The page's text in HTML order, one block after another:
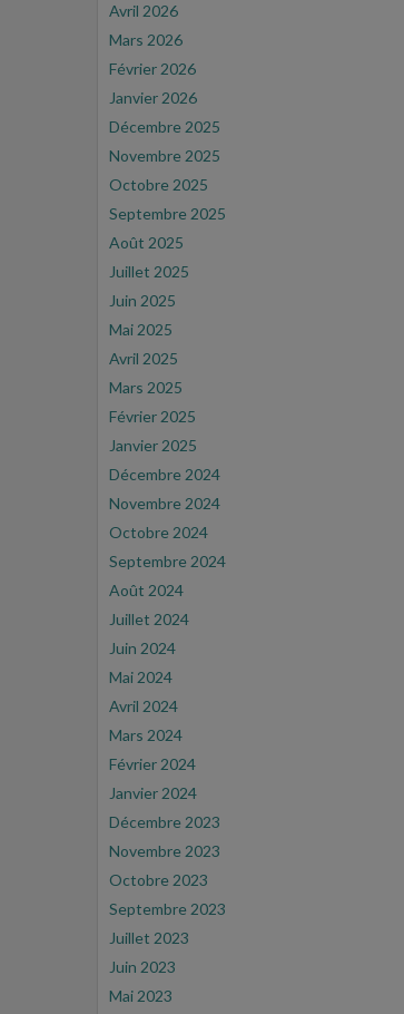
Avril 2026
Mars 2026
Février 2026
Janvier 2026
Décembre 2025
Novembre 2025
Octobre 2025
Septembre 2025
Août 2025
Juillet 2025
Juin 2025
Mai 2025
Avril 2025
Mars 2025
Février 2025
Janvier 2025
Décembre 2024
Novembre 2024
Octobre 2024
Septembre 2024
Août 2024
Juillet 2024
Juin 2024
Mai 2024
Avril 2024
Mars 2024
Février 2024
Janvier 2024
Décembre 2023
Novembre 2023
Octobre 2023
Septembre 2023
Juillet 2023
Juin 2023
Mai 2023